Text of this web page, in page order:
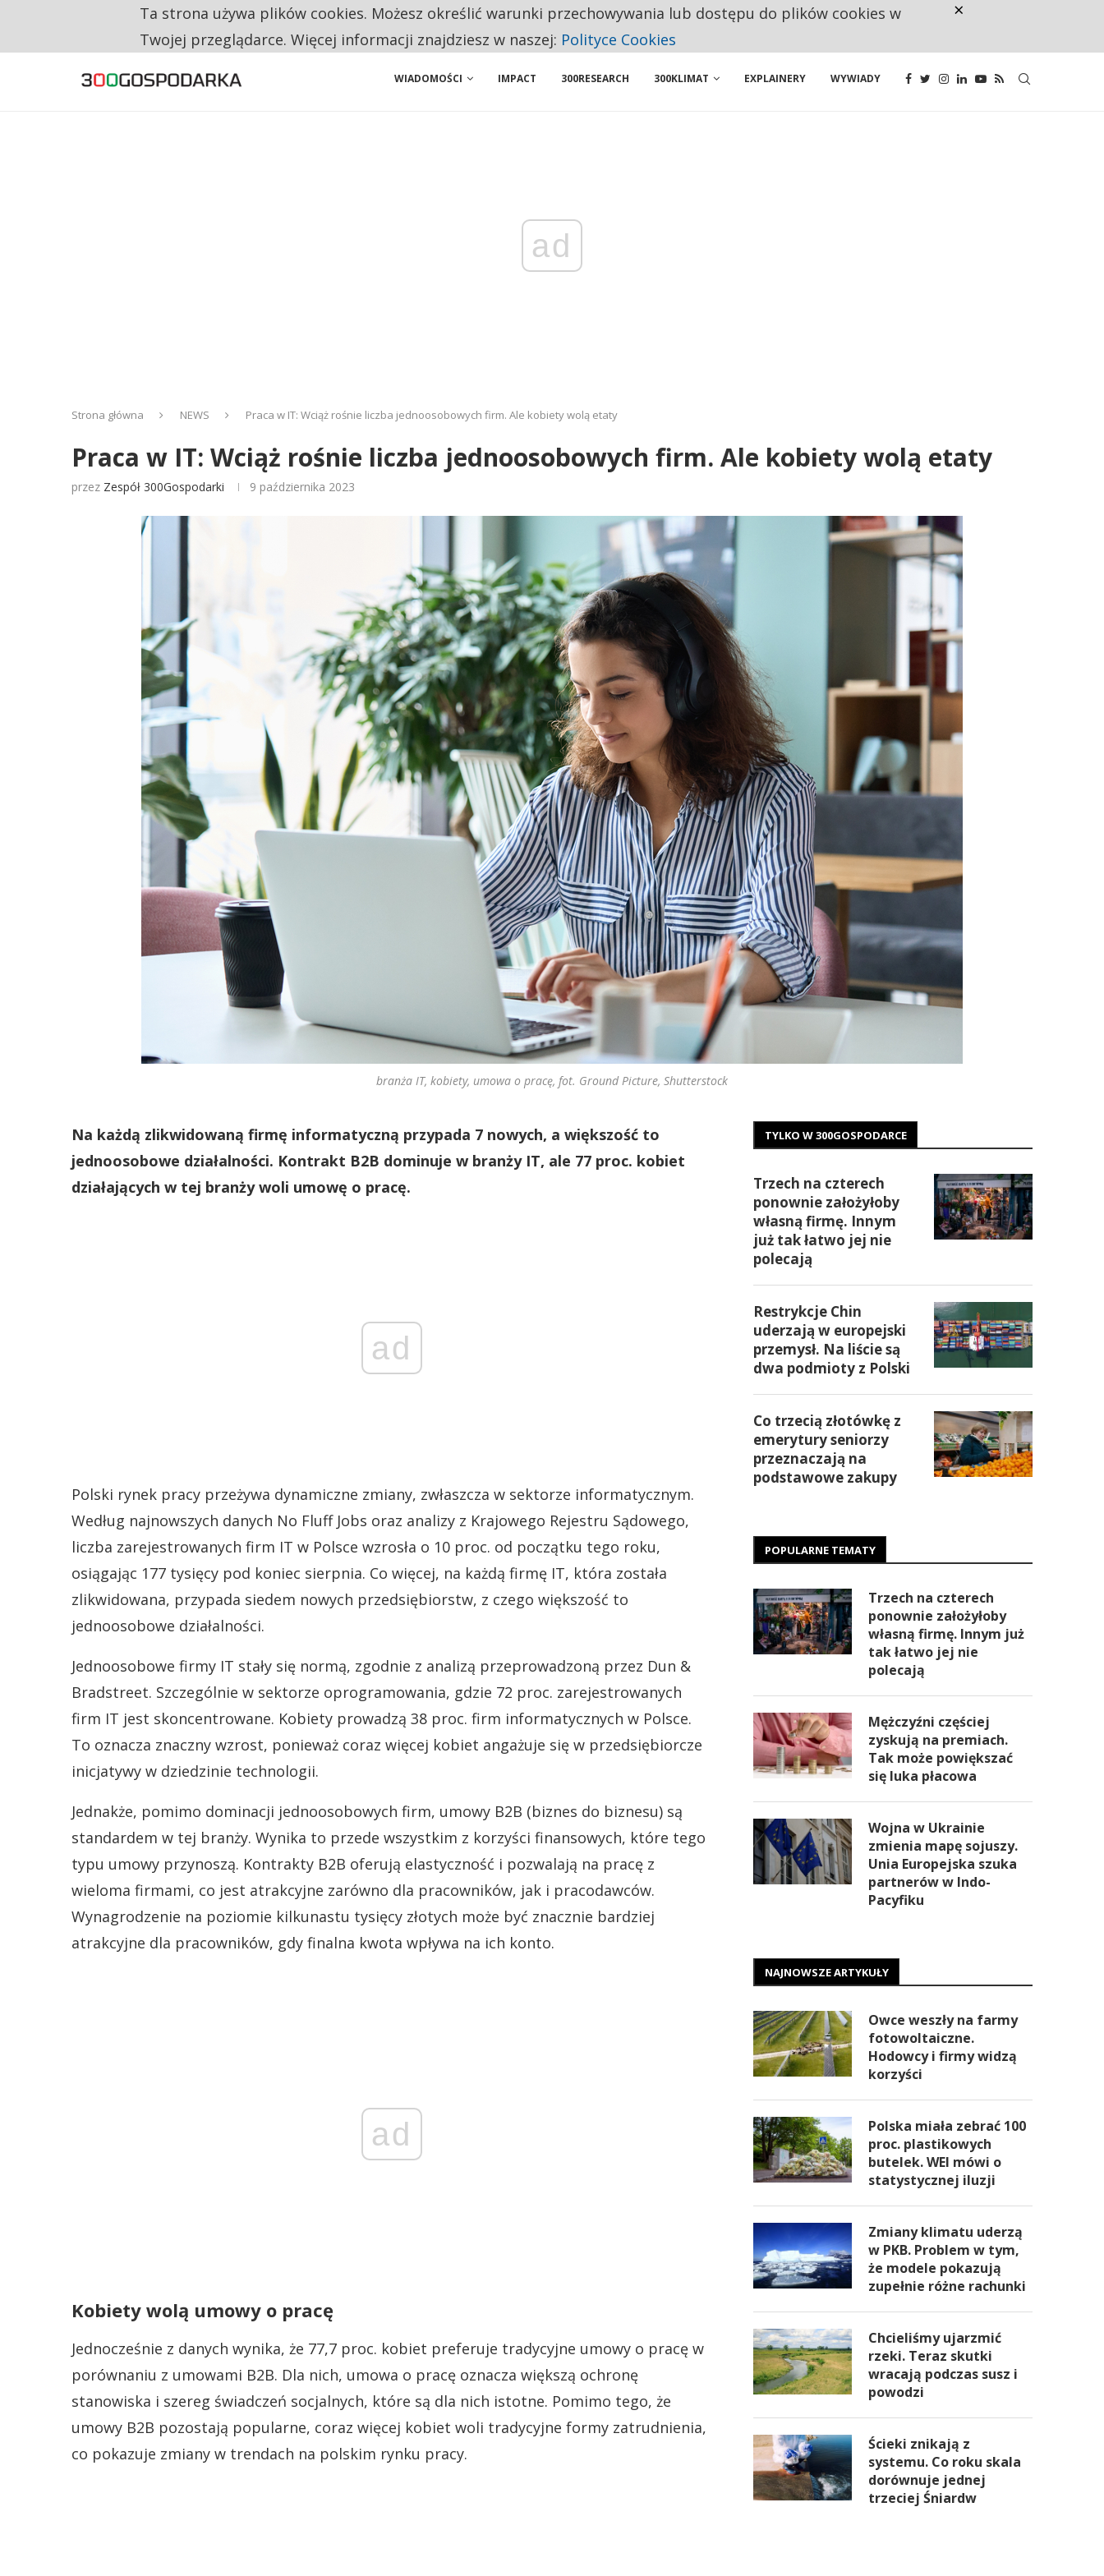
CO TRZECIĄ ZŁOTÓWKĘ Z EMERYTURY SENIORZY PRZEZNACZAJĄ NA PODSTAWOWE ZAKUPY
WIADOMOŚCI IMPACT 300RESEARCH 300KLIMAT EXPLAINERY WYWIADY
ad
Strona główna NEWS Praca w IT: Wciąż rośnie liczba jednoosobowych firm. Ale kobiety wolą etaty
Praca w IT: Wciąż rośnie liczba jednoosobowych firm. Ale kobiety wolą etaty
przez Zespół 300Gospodarki 9 października 2023
branża IT, kobiety, umowa o pracę, fot. Ground Picture, Shutterstock
Na każdą zlikwidowaną firmę informatyczną przypada 7 nowych, a większość to
jednoosobowe działalności. Kontrakt B2B dominuje w branży IT, ale 77 proc. kobiet
działających w tej branży woli umowę o pracę.
ad
Polski rynek pracy przeżywa dynamiczne zmiany, zwłaszcza w sektorze informatycznym.
Według najnowszych danych No Fluff Jobs oraz analizy z Krajowego Rejestru Sądowego,
liczba zarejestrowanych firm IT w Polsce wzrosła o 10 proc. od początku tego roku,
osiągając 177 tysięcy pod koniec sierpnia. Co więcej, na każdą firmę IT, która została
zlikwidowana, przypada siedem nowych przedsiębiorstw, z czego większość to
jednoosobowe działalności.
Jednoosobowe firmy IT stały się normą, zgodnie z analizą przeprowadzoną przez Dun &
Bradstreet. Szczególnie w sektorze oprogramowania, gdzie 72 proc. zarejestrowanych
firm IT jest skoncentrowane. Kobiety prowadzą 38 proc. firm informatycznych w Polsce.
To oznacza znaczny wzrost, ponieważ coraz więcej kobiet angażuje się w przedsiębiorcze
inicjatywy w dziedzinie technologii.
Jednakże, pomimo dominacji jednoosobowych firm, umowy B2B (biznes do biznesu) są
standardem w tej branży. Wynika to przede wszystkim z korzyści finansowych, które tego
typu umowy przynoszą. Kontrakty B2B oferują elastyczność i pozwalają na pracę z
wieloma firmami, co jest atrakcyjne zarówno dla pracowników, jak i pracodawców.
Wynagrodzenie na poziomie kilkunastu tysięcy złotych może być znacznie bardziej
atrakcyjne dla pracowników, gdy finalna kwota wpływa na ich konto.
ad
Kobiety wolą umowy o pracę
Jednocześnie z danych wynika, że 77,7 proc. kobiet preferuje tradycyjne umowy o pracę w
porównaniu z umowami B2B. Dla nich, umowa o pracę oznacza większą ochronę
stanowiska i szereg świadczeń socjalnych, które są dla nich istotne. Pomimo tego, że
umowy B2B pozostają popularne, coraz więcej kobiet woli tradycyjne formy zatrudnienia,
co pokazuje zmiany w trendach na polskim rynku pracy.
TYLKO W 300GOSPODARCE
Trzech na czterech
ponownie założyłoby
własną firmę. Innym
już tak łatwo jej nie
polecają
Restrykcje Chin
uderzają w europejski
przemysł. Na liście są
dwa podmioty z Polski
Co trzecią złotówkę z
emerytury seniorzy
przeznaczają na
podstawowe zakupy
POPULARNE TEMATY
Trzech na czterech
ponownie założyłoby
własną firmę. Innym już
tak łatwo jej nie
polecają
Mężczyźni częściej
zyskują na premiach.
Tak może powiększać
się luka płacowa
Wojna w Ukrainie
zmienia mapę sojuszy.
Unia Europejska szuka
partnerów w Indo-
Pacyfiku
NAJNOWSZE ARTYKUŁY
Owce weszły na farmy
fotowoltaiczne.
Hodowcy i firmy widzą
korzyści
Polska miała zebrać 100
proc. plastikowych
butelek. WEI mówi o
statystycznej iluzji
Zmiany klimatu uderzą
w PKB. Problem w tym,
że modele pokazują
zupełnie różne rachunki
Chcieliśmy ujarzmić
rzeki. Teraz skutki
wracają podczas susz i
powodzi
Ścieki znikają z
systemu. Co roku skala
dorównuje jednej
trzeciej Śniardw
Ta strona używa plików cookies. Możesz określić warunki przechowywania lub dostępu do plików cookies w
Twojej przeglądarce. Więcej informacji znajdziesz w naszej: Polityce Cookies
×